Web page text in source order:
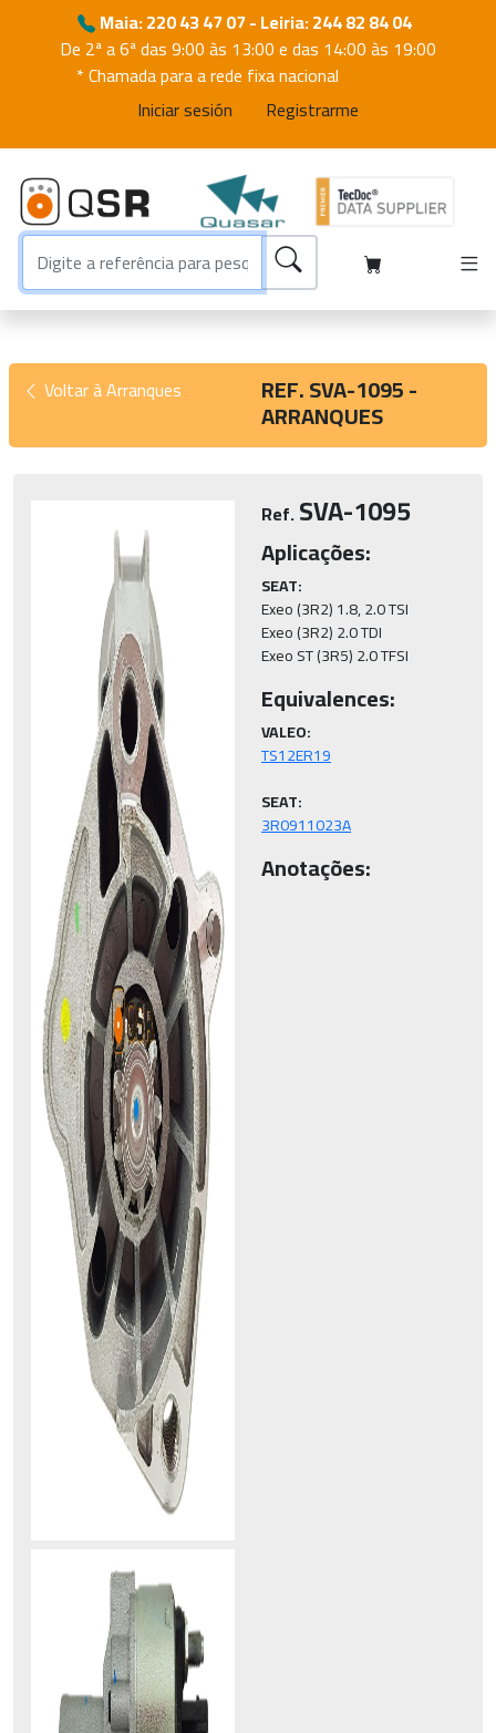
Maia: 220 43 47 07 - Leiria: 244 82 84 04
De 2ª a 6ª das 9:00 às 13:00 e das 14:00 às 19:00
* Chamada para a rede fixa nacional
Iniciar sesión
Registrarme
Voltar à Arranques REF. SVA-1095 -
ARRANQUES
Ref.SVA-1095
Aplicações:
SEAT:
Exeo (3R2) 1.8, 2.0 TSI
Exeo (3R2) 2.0 TDI
Exeo ST (3R5) 2.0 TFSI
Equivalences:
VALEO:
SEAT:
3R0911023A
Anotações: